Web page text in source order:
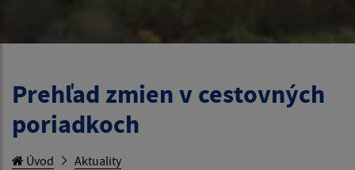
Prehľad zmien v cestovných
poriadkoch
Úvod Aktuality